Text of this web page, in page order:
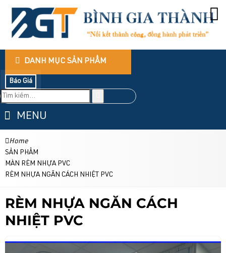
DANH MỤC SẢN PHẨM
Báo Giá
MENU
Home
SẢN PHẨM
MÀN RÈM NHỰA PVC
RÈM NHỰA NGĂN CÁCH NHIỆT PVC
RÈM NHỰA NGĂN CÁCH
NHIỆT PVC